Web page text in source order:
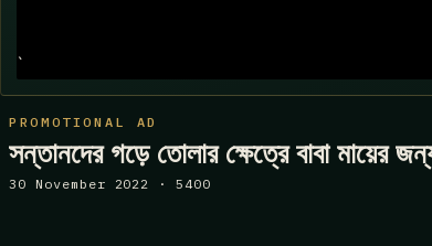
`
PROMOTIONAL AD
সন্তানদের গড়ে তোলার ক্ষেত্রে বাবা মায়ের
30 November 2022 · 5400